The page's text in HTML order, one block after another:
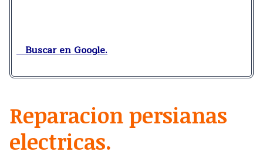
Buscar en Google.
Reparacion persianas
electricas.